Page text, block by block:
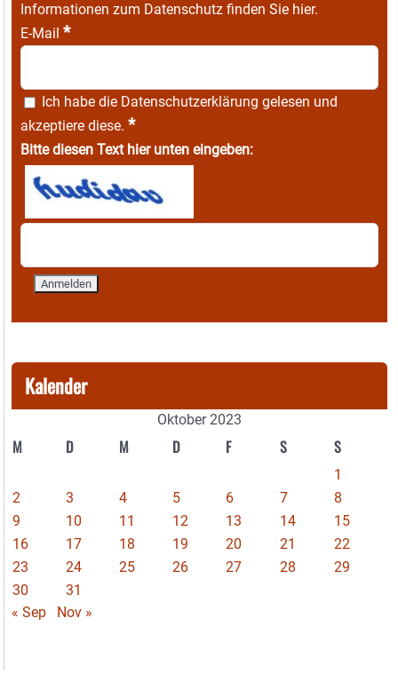
Informationen zum Datenschutz finden Sie hier.
E-Mail *
Ich habe die Datenschutzerklärung gelesen und
akzeptiere diese. *
Bitte diesen Text hier unten eingeben:
Kalender
Oktober 2023
M D M D F S S
1
2
3 4 5 6 7
8
9
10 11 12 13 14
15
16
17 18 19 20 21
22
23
24 25 26 27 28
29
30
31
« Sep
Nov »